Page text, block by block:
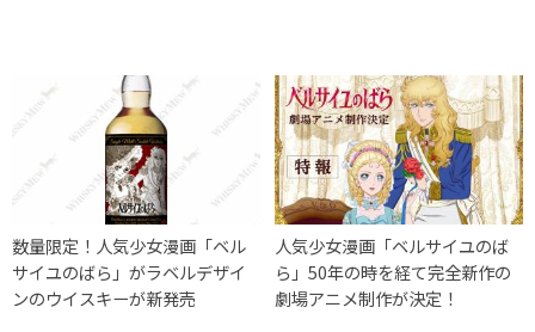
数量限定！人気少女漫画「ベル
サイユのばら」がラベルデザイ
ンのウイスキーが新発売
人気少女漫画「ベルサイユのば
ら」50年の時を経て完全新作の
劇場アニメ制作が決定！